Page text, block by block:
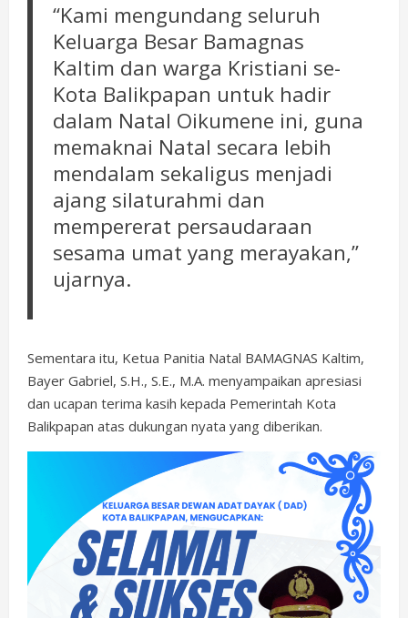
“Kami mengundang seluruh
Keluarga Besar Bamagnas
Kaltim dan warga Kristiani se-
Kota Balikpapan untuk hadir
dalam Natal Oikumene ini, guna
memaknai Natal secara lebih
mendalam sekaligus menjadi
ajang silaturahmi dan
mempererat persaudaraan
sesama umat yang merayakan,”
ujarnya.
Sementara itu, Ketua Panitia Natal BAMAGNAS Kaltim,
Bayer Gabriel, S.H., S.E., M.A. menyampaikan apresiasi
dan ucapan terima kasih kepada Pemerintah Kota
Balikpapan atas dukungan nyata yang diberikan.